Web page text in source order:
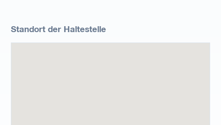
Standort der Haltestelle